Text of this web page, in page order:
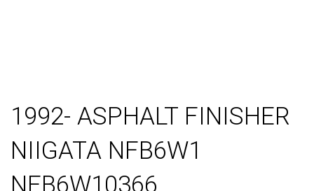
1992- ASPHALT FINISHER
NIIGATA NFB6W1
NFB6W10366